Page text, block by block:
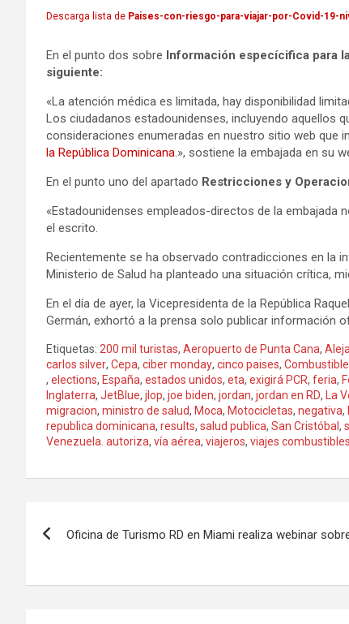
Descarga lista de Paises-con-riesgo-para-viajar-por-Covid-19-
En el punto dos sobre Información especícifica para
siguiente:
«La atención médica es limitada, hay disponibilidad
Los ciudadanos estadounidenses, incluyendo aquellos
consideraciones enumeradas en nuestro sitio web que
la República Dominicana.», sostiene la embajada en su
En el punto uno del apartado Restricciones y
«Estadounidenses empleados-directos de la
el escrito.
Recientemente se ha observado contradicciones en la
Ministerio de Salud ha planteado una situación crítica,
En el día de ayer, la Vicepresidenta de la República
Germán, exhortó a la prensa solo publicar información
Etiquetas: 200 mil turistas, Aeropuerto de Punta Cana,
carlos silver, Cepa, ciber monday, cinco paises,
, elections, España, estados unidos, eta, exigirá PCR, feria,
Inglaterra, JetBlue, jlop, joe biden, jordan, jordan en RD, La
migracion, ministro de salud, Moca, Motocicletas, negativa,
republica dominicana, results, salud publica, San Cristóbal ,
Venezuela. autoriza, vía aérea, viajeros, viajes combustibles
entradas
Oficina de Turismo RD en Miami realiza webinar